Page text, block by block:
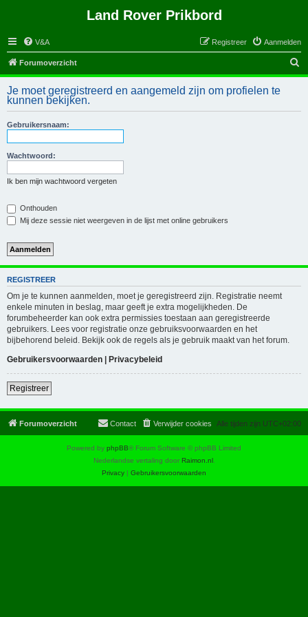
Land Rover Prikbord
V&A Aanmelden
Registreer
Forumoverzicht
o
k
Je moet geregistreerd en aangemeld zijn om profielen te
kunnen bekijken.
Gebruikersnaam:
Wachtwoord:
Ik ben mijn wachtwoord vergeten
Onthouden
Mij deze sessie niet weergeven in de lijst met online gebruikers
REGISTREER
Om je te kunnen aanmelden, moet je geregistreerd zijn. Registratie neemt
enkele minuten in beslag, maar geeft je extra mogelijkheden. De
forumbeheerder kan ook extra permissies toestaan aan geregistreerde
gebruikers. Lees voor registratie onze gebruiksvoorwaarden en het
bijbehorend beleid. Bekijk ook de regels als je gebruik maakt van het forum.
Gebruikersvoorwaarden | Privacybeleid
Registreer
Forumoverzicht Alle tijden zijn UTC+02:00
Verwijder cookies
Contact
Powered by phpBB® Forum Software © phpBB Limited
Nederlandse vertaling door Raimon.nl.
Privacy | Gebruikersvoorwaarden